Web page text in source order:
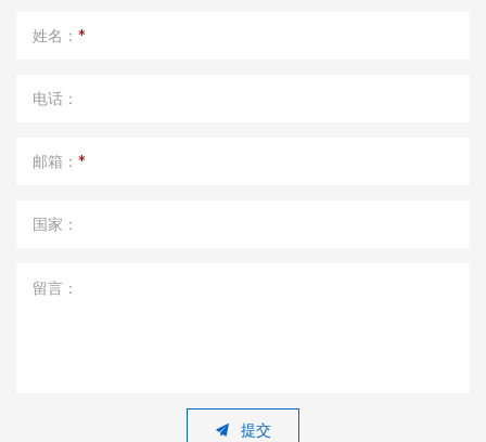
姓名： *
电话：
邮箱： *
国家：
留言：
提交